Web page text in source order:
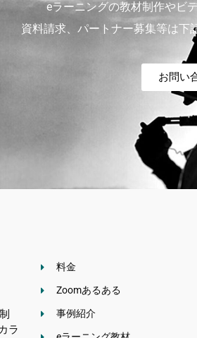
eラーニングの教材制作やビ
資料請求、パートナー募集等は下
お問い
ラ
料金
Zoomあるある
事例紹介